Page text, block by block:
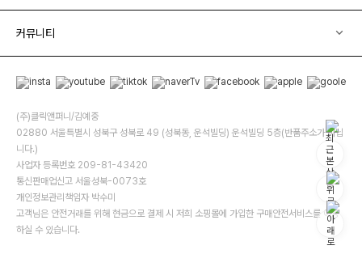
커뮤니티
(주)클릭앤퍼니/김예중
02880 서울특별시 성북구 성북로 49 (성북동, 운석빌딩) 운석빌딩 5층(반품주소가 아닙
니다.)
사업자 등록번호 209-81-43420
통신판매업신고 서울성북-0073호
개인정보관리책임자 박수미
고객님은 안전거래를 위해 현금으로 결제 시 저희 소핑몰에 가입한 구매안전서비스를 이용
하실 수 있습니다.